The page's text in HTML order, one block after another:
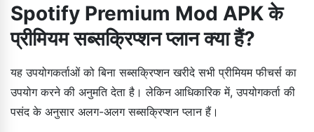
Spotify Premium Mod APK के
प्रीमियम सब्सक्रिप्शन प्लान क्या हैं?
यह उपयोगकर्ताओं को बिना सब्सक्रिप्शन खरीदे सभी प्रीमियम फीचर्स का
उपयोग करने की अनुमति देता है। लेकिन आधिकारिक में, उपयोगकर्ता की
पसंद के अनुसार अलग-अलग सब्सक्रिप्शन प्लान हैं।